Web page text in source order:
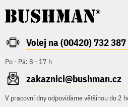
Volej na (00420) 732
Po - Pá: 8 - 17 h
zakaznici@bushman.cz
V pracovní dny odpovídáme většinou do 2